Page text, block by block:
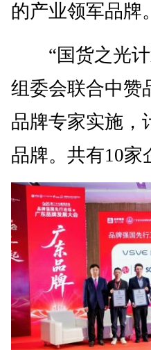
的产业领军品牌。
“国货之光计
组委会联合中赞
品牌专家实施，
品牌。共有10家